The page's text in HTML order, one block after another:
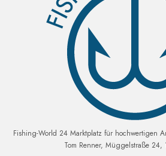
Fishing-World 24 Marktplatz für hochwertigen
Tom Renner, Müggelstraße 24,